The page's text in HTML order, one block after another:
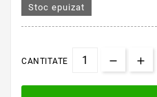
Stoc epuizat
CANTITATE